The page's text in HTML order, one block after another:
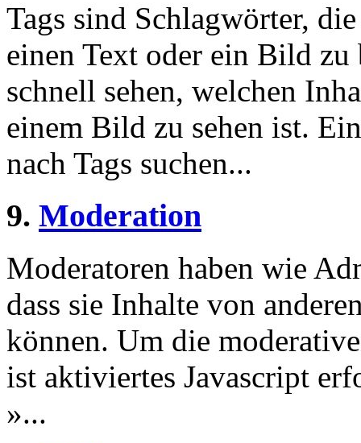
Tags sind Schlagwörter,
einen Text oder ein Bild zu
schnell sehen, welchen
einem Bild zu sehen ist.
nach Tags suchen...
9. Moderation
Moderatoren haben wie
dass sie Inhalte von
können. Um die
ist aktiviertes Javascript
»...